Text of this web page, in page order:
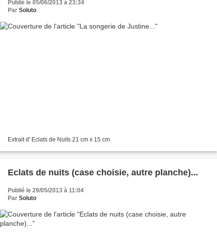
Publié le 05/06/2013 à 23:34
Par Soluto
Extrait d' Eclats de Nuits 21 cm x 15 cm
Eclats de nuits (case choisie, autre planche)...
Publié le 29/05/2013 à 11:04
Par Soluto